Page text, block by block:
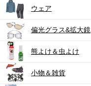
ウェア
偏光グラス&拡大鏡
熊よけ＆虫よけ
小物＆雑貨